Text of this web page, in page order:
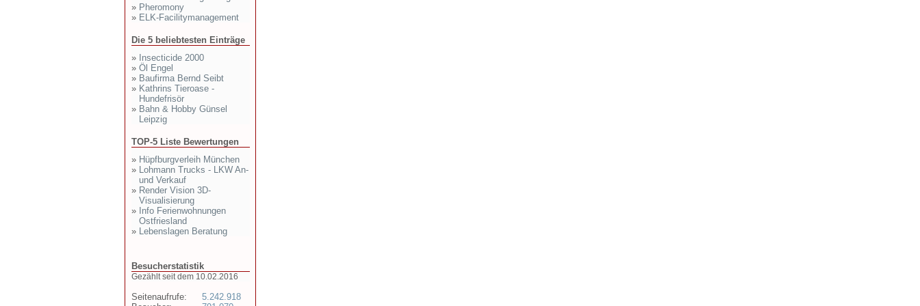
» Pheromony
» ELK-Facilitymanagement
Die 5 beliebtesten Einträge
» Insecticide 2000
» Öl Engel
» Baufirma Bernd Seibt
» Kathrins Tieroase -
Hundefrisör
» Bahn & Hobby Günsel
Leipzig
TOP-5 Liste Bewertungen
» Hüpfburgverleih München
» Lohmann Trucks - LKW An-
und Verkauf
» Render Vision 3D-
Visualisierung
» Info Ferienwohnungen
Ostfriesland
» Lebenslagen Beratung
Besucherstatistik
Gezählt seit dem 10.02.2016
Seitenaufrufe:
5.242.918